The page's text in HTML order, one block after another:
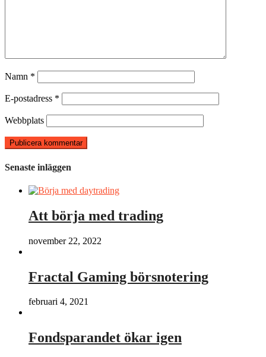
Namn *
E-postadress *
Webbplats
Senaste inläggen
Att börja med trading
november 22, 2022
Fractal Gaming börsnotering
februari 4, 2021
Fondsparandet ökar igen